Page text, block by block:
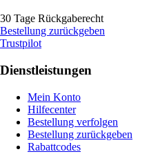
30 Tage Rückgaberecht
Bestellung zurückgeben
Trustpilot
Dienstleistungen
Mein Konto
Hilfecenter
Bestellung verfolgen
Bestellung zurückgeben
Rabattcodes